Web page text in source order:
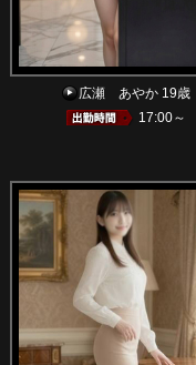
広瀬 あやか 19歳
17:00～